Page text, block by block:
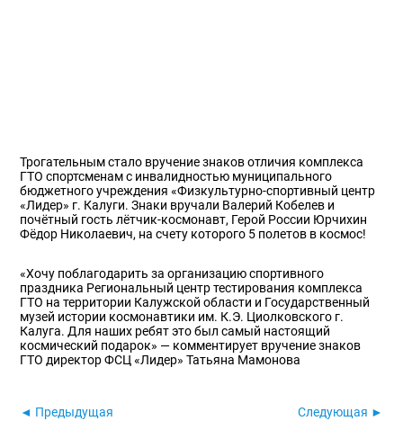
Трогательным стало вручение знаков отличия комплекса
ГТО спортсменам с инвалидностью муниципального
бюджетного учреждения «Физкультурно-спортивный центр
«Лидер» г. Калуги. Знаки вручали Валерий Кобелев и
почётный гость лётчик-космонавт, Герой России Юрчихин
Фёдор Николаевич, на счету которого 5 полетов в космос!
«Хочу поблагодарить за организацию спортивного
праздника Региональный центр тестирования комплекса
ГТО на территории Калужской области и Государственный
музей истории космонавтики им. К.Э. Циолковского г.
Калуга. Для наших ребят это был самый настоящий
космический подарок» — комментирует вручение знаков
ГТО директор ФСЦ «Лидер» Татьяна Мамонова
◄ Предыдущая Следующая ►